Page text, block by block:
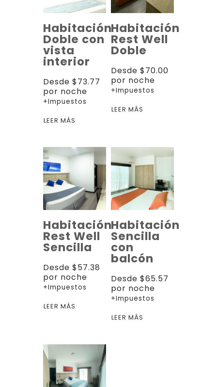
Habitación
Doble con
vista
interior
Desde $73.77
por noche
+Impuestos
LEER MÁS
Habitación
Rest Well
Doble
Desde$70.00
por noche
+Impuestos
LEER MÁS
Habitación
Rest Well
Sencilla
Desde $57.38
por noche
+Impuestos
LEER MÁS
Habitación
Sencilla
con
balcón
Desde$65.57
por noche
+Impuestos
LEER MÁS